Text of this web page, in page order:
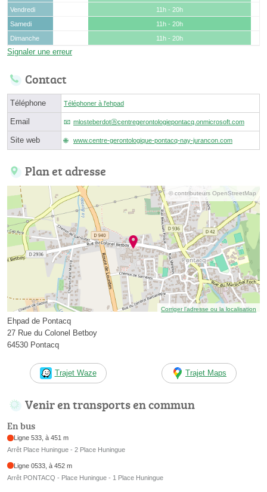
Vendredi
11h - 20h
Samedi
11h - 20h
Dimanche
11h - 20h
Signaler une erreur
Contact
Téléphone Téléphoner à l'ehpad
Email mlosteberdotⓐcentregerontologiepontacq.onmicrosoft.com
Site web www.centre-gerontologique-pontacq-nay-jurancon.com
Plan et adresse
© contributeurs OpenStreetMap
Corriger l’adresse ou la localisation
Ehpad de Pontacq
27 Rue du Colonel Betboy
64530 Pontacq
Trajet Waze Trajet Maps
Venir en transports en commun
En bus
Ligne 533, à 451 m
Arrêt Place Huningue - 2 Place Huningue
Ligne 0533, à 452 m
Arrêt PONTACQ - Place Huningue - 1 Place Huningue